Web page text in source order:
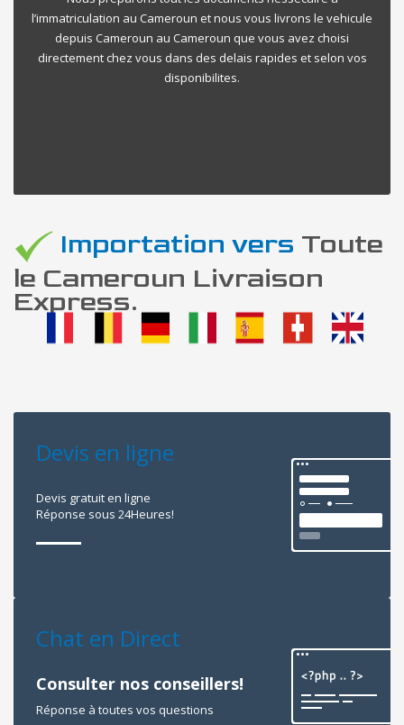
l’immatriculation au Cameroun et nous vous livrons le vehicule
depuis Cameroun au Cameroun que vous avez choisi
directement chez vous dans des delais rapides et selon vos
disponibilites.
Importation vers Toute
le Cameroun Livraison
Express.
Devis en ligne
Devis gratuit en ligne
Réponse sous 24Heures!
Chat en Direct
Consulter nos conseillers!
Réponse à toutes vos questions